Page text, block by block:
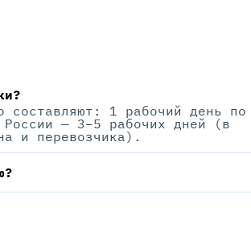
составляют: 1 рабочий день
— 3–5 рабочих дней (в
и перевозчика).